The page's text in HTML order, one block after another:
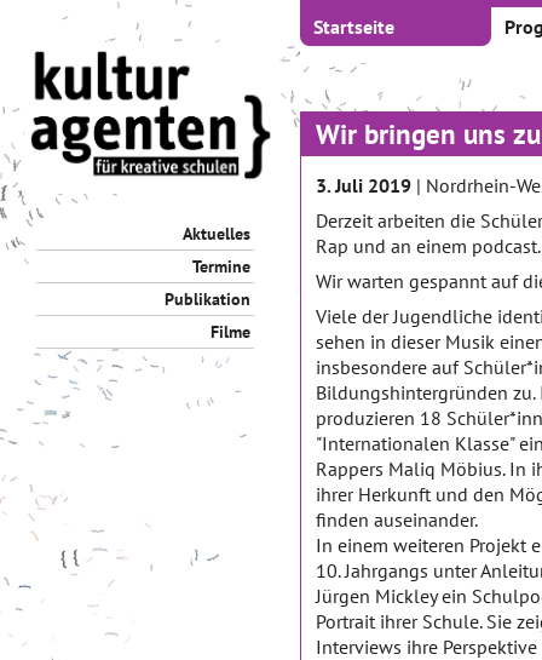
Aktuelles
Termine
Publikation
Filme
Startseite
Wir bringen uns
3. Juli 2019 | Nordrhein-
Derzeit arbeiten die
Rap und an einem
Wir warten gespannt auf
Viele der Jugendliche
sehen in dieser Musik
insbesondere auf
Bildungshintergründen zu.
produzieren 18
"Internationalen Klasse"
Rappers Maliq Möbius. In
ihrer Herkunft und den
finden auseinander.
In einem weiteren Projekt
10. Jahrgangs unter
Jürgen Mickley ein
Portrait ihrer Schule. Sie
Interviews ihre